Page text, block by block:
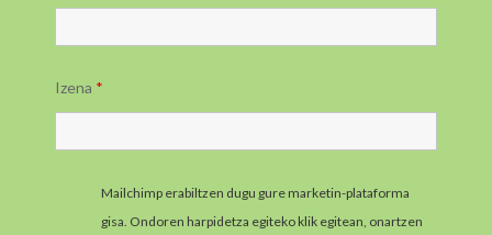
Izena *
Mailchimp erabiltzen dugu gure marketin-plataforma
gisa. Ondoren harpidetza egiteko klik egitean, onartzen